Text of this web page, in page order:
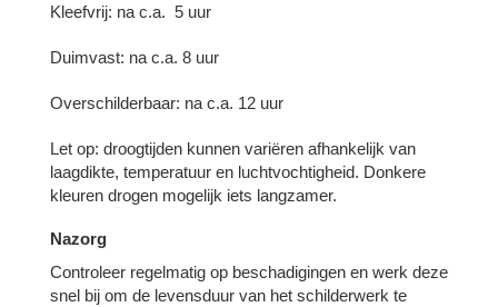
Kleefvrij: na c.a. 5 uur
Duimvast: na c.a. 8 uur
Overschilderbaar: na c.a. 12 uur
Let op: droogtijden kunnen variëren afhankelijk van
laagdikte, temperatuur en luchtvochtigheid. Donkere
kleuren drogen mogelijk iets langzamer.
Nazorg
Controleer regelmatig op beschadigingen en werk deze
snel bij om de levensduur van het schilderwerk te